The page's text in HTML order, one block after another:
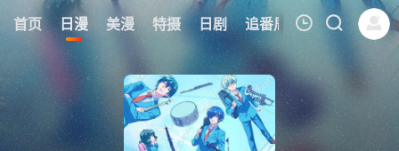
首页 日漫 美漫 特摄 日剧 追番周表 今日更新
6
我的观影记录